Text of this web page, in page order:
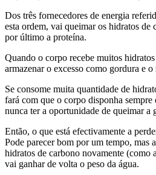
Dos três fornecedores de energia
esta ordem, vai queimar os hidratos de
por último a proteína.
Quando o corpo recebe muitos
armazenar o excesso como gordura e
Se consome muita quantidade de
fará com que o corpo disponha sempre
nunca ter a oportunidade de queimar a
Então, o que está efectivamente a
Pode parecer bom por um tempo, mas
hidratos de carbono novamente (como
vai ganhar de volta o peso da água.